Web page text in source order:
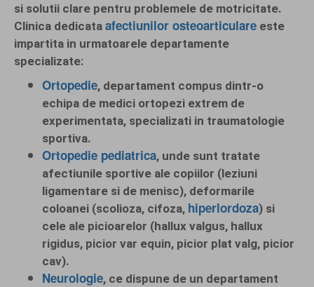
si solutii clare pentru problemele de motricitate.
Clinica dedicata afectiunilor osteoarticulare este
impartita in urmatoarele departamente
specializate:
Ortopedie, departament compus dintr-o
echipa de medici ortopezi extrem de
experimentata, specializati in traumatologie
sportiva.
Ortopedie pediatrica, unde sunt tratate
afectiunile sportive ale copiilor (leziuni
ligamentare si de menisc), deformarile
coloanei (scolioza, cifoza, hiperlordoza) si
cele ale picioarelor (hallux valgus, hallux
rigidus, picior var equin, picior plat valg, picior
cav).
Neurologie, ce dispune de un departament